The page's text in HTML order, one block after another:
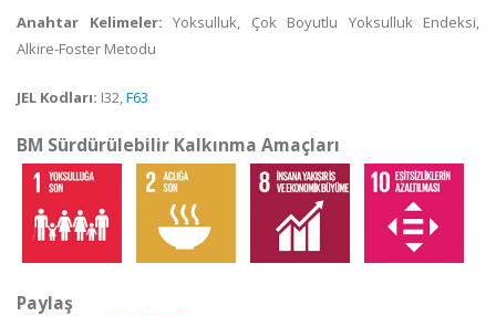
Anahtar Kelimeler: Yoksulluk, Çok Boyutlu Yoksulluk Endeksi,
Alkire-Foster Metodu
JEL Kodları: I32,F63
BM Sürdürülebilir Kalkınma Amaçları
Paylaş